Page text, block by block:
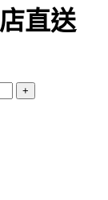
直送